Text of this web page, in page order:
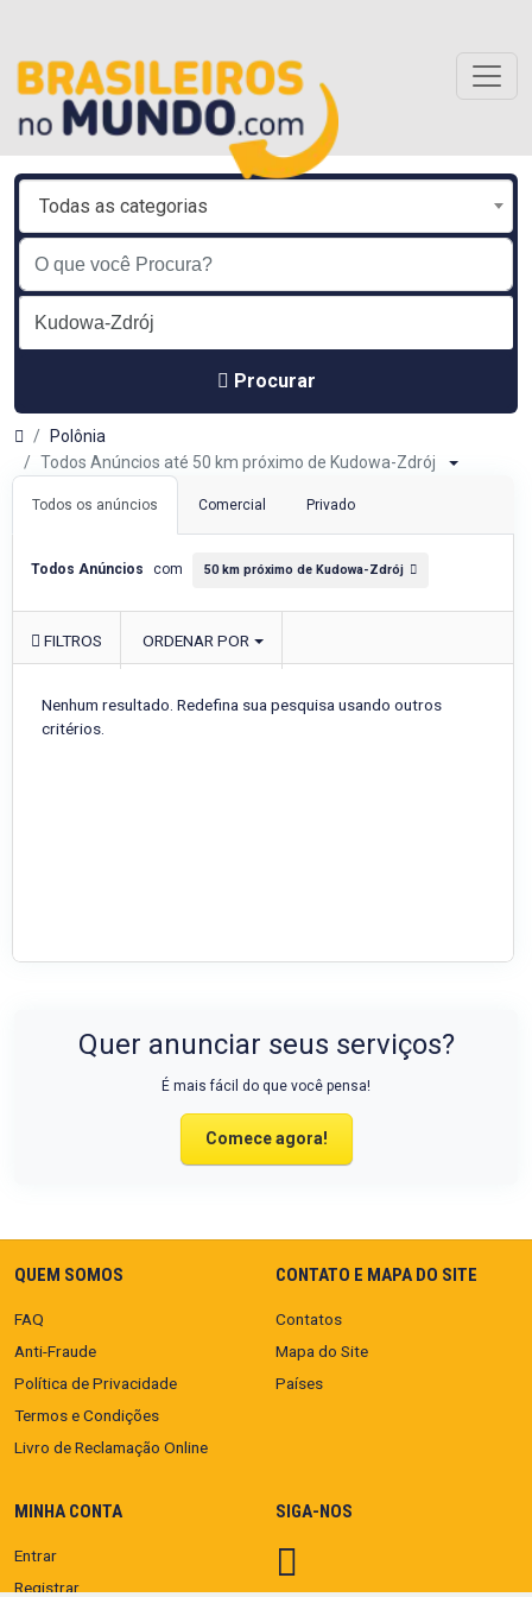
Todas as categorias
Procurar
Polônia
Todos Anúncios até 50 km próximo de Kudowa-Zdrój
Todos os anúncios Comercial Privado
Todos Anúncios com 50 km próximo de Kudowa-Zdrój
FILTROS ORDENAR POR
Nenhum resultado. Redefina sua pesquisa usando outros
critérios.
Quer anunciar seus serviços?
É mais fácil do que você pensa!
Comece agora!
QUEM SOMOS
FAQ
Anti-Fraude
Política de Privacidade
Termos e Condições
Livro de Reclamação Online
CONTATO E MAPA DO SITE
Contatos
Mapa do Site
Países
MINHA CONTA
Entrar
Registrar
SIGA-NOS